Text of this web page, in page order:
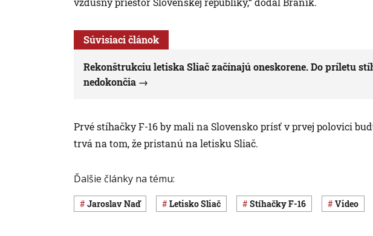
Súvisiaci článok
Rekonštrukciu letiska Sliač začínajú oneskorene. Do príletu
nedokončia
Prvé stíhačky F-16 by mali na Slovensko prísť v prvej polovici
trvá na tom, že pristanú na letisku Sliač.
Ďalšie články na tému:
Jaroslav Naď letisko Sliač stíhačky F-16 Video